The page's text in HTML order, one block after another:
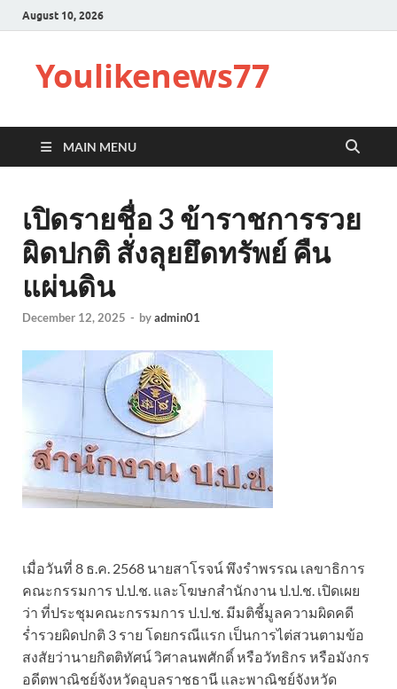
August 10, 2026
Youlikenews77
MAIN MENU
เปิดรายชื่อ 3 ข้าราชการรวย
ผิดปกติ สั่งลุยยึดทรัพย์ คืน
แผ่นดิน
December 12, 2025 - byadmin01
เมื่อวันที่ 8 ธ.ค. 2568 นายสาโรจน์ พึงรำพรรณ เลขาธิการ
คณะกรรมการ ป.ป.ช. และโฆษกสำนักงาน ป.ป.ช. เปิดเผย
ว่า ที่ประชุมคณะกรรมการ ป.ป.ช. มีมติชี้มูลความผิดคดี
ร่ำรวยผิดปกติ 3 ราย โดยกรณีแรก เป็นการไต่สวนตามข้อ
สงสัยว่านายกิตติทัศน์ วิศาลนพศักดิ์ หรือวัทธิกร หรือมังกร
อดีตพาณิชย์จังหวัดอุบลราชธานี และพาณิชย์จังหวัด